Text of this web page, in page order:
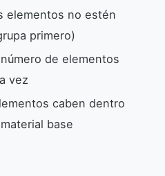
elementos no estén
primero)
de elementos
vez
caben dentro
base